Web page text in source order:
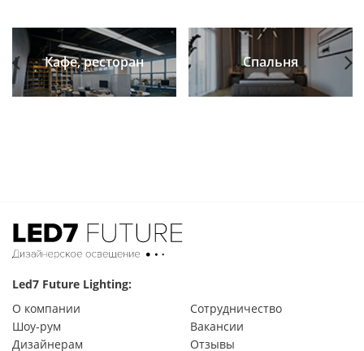
Previous
Кафе, ресторан Спальня
Led7 Future Lighting:
О компании
Сотрудничество
Шоу-рум
Вакансии
Дизайнерам
Отзывы